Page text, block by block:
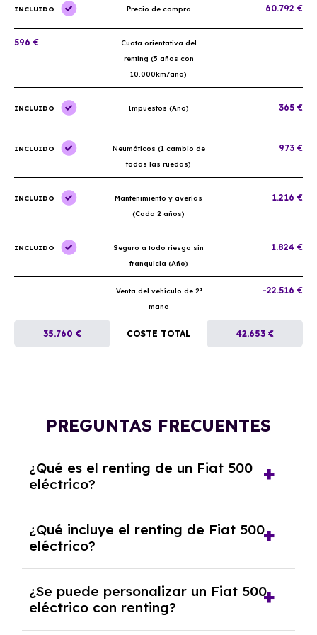
INCLUIDO Precio de compra 60.792 €
596 €
Cuota orientativa del
renting (5 años con
10.000km/año)
INCLUIDO Impuestos (Año) 365 €
INCLUIDO
Neumáticos (1 cambio de
todas las ruedas)
973 €
INCLUIDO
Mantenimiento y averías
(Cada 2 años)
1.216 €
INCLUIDO
Seguro a todo riesgo sin
franquicia (Año)
1.824 €
Venta del vehículo de 2ª
mano
-22.516 €
35.760 € COSTE TOTAL 42.653 €
PREGUNTAS FRECUENTES
¿Qué es el renting de un Fiat 500
eléctrico?
contrato de alquiler a largo plazo en el que
pagas una cuota mensual fija por el uso del
coche durante un periodo determinado,
generalmente entre 2 y 5 años.
¿Qué incluye el renting de Fiat 500
eléctrico?
seguro a todo riesgo, mantenimiento,
reparaciones, impuestos, asistencia en
carretera y gestión de la documentación.
¿Se puede personalizar un Fiat 500
eléctrico con renting?